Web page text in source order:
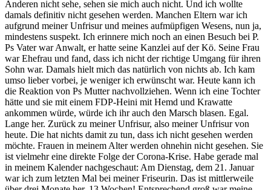
Anderen nicht sehe, sehen sie mich auch nicht. Und ich wollte
damals definitiv nicht gesehen werden. Manchen Eltern war ich
aufgrund meiner Unfrisur und meines aufmüpfigen Wesens, nun ja,
mindestens suspekt. Ich erinnere mich noch an einen Besuch bei P.
Ps Vater war Anwalt, er hatte seine Kanzlei auf der Kö. Seine Frau
war Ehefrau und fand, dass ich nicht der richtige Umgang für ihren
Sohn war. Damals hielt mich das natürlich von nichts ab. Ich kam
umso lieber vorbei, je weniger ich erwünscht war. Heute kann ich
die Reaktion von Ps Mutter nachvollziehen. Wenn ich eine Tochter
hätte und sie mit einem FDP-Heini mit Hemd und Krawatte
ankommen würde, würde ich ihr auch den Marsch blasen. Egal.
Lange her. Zurück zu meiner Unfrisur, also meiner Unfrisur von
heute. Die hat nichts damit zu tun, dass ich nicht gesehen werden
möchte. Frauen in meinem Alter werden ohnehin nicht gesehen. Sie
ist vielmehr eine direkte Folge der Corona-Krise. Habe gerade mal
in meinem Kalender nachgeschaut: Am Dienstag, dem 21. Januar
war ich zum letzten Mal bei meiner Friseurin. Das ist mittlerweile